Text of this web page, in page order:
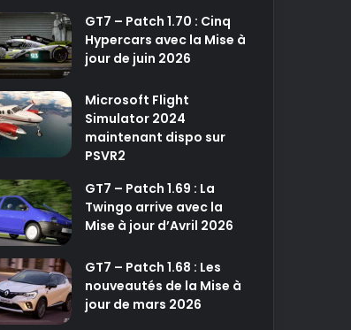
GT7 – Patch 1.70 : Cinq
Hypercars avec la Mise à
jour de juin 2026
Microsoft Flight
Simulator 2024
maintenant dispo sur
PSVR2
GT7 – Patch 1.69 : La
Twingo arrive avec la
Mise à jour d’Avril 2026
GT7 – Patch 1.68 : Les
nouveautés de la Mise à
jour de mars 2026